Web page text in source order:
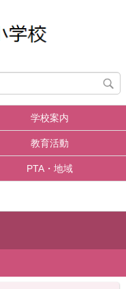
学校案内
教育活動
PTA・地域